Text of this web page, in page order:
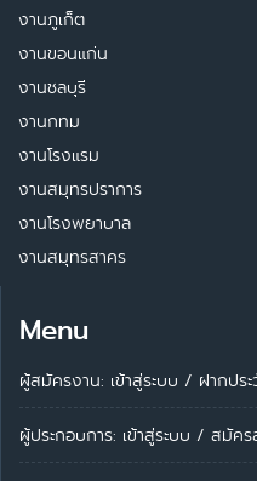
งานภูเก็ต
งานขอนแก่น
งานชลบุรี
งานกทม
งานโรงแรม
งานสมุทรปราการ
งานโรงพยาบาล
งานสมุทรสาคร
Menu
ผู้สมัครงาน: เข้าสู่ระบบ / ฝากปร
ผู้ประกอบการ: เข้าสู่ระบบ / สมัคร